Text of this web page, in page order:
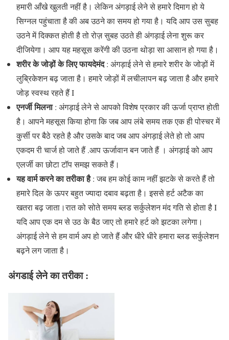
हमारी आँखे खुलती नहीं है। लेकिन अंगड़ाई लेने से हमारे दिमाग हो ये
सिग्नल पहुंचाता है की अब उठने का समय हो गया है। यदि आप उस सुबह
उठने में दिक्कत होती है तो रोज़ सुबह उठते ही अंगड़ाई लेना शुरू कर
दीजियेगा। आप यह महसूस करेंगी की उठना थोड़ा सा आसान हो गया है।
शरीर के जोड़ों के लिए फायदेमंद: अंगड़ाई लेने से हमारे शरीर के जोड़ों में
लुब्रिकेशन बढ़ जाता है। हमारे जोड़ों में लचीलापन बढ़ जाता है और हमारे
जोड़ स्वस्थ रहते हैं I
एनर्जी मिलना: अंगड़ाई लेने से आपको विशेष प्रकार की ऊर्जा प्राप्त होती
है। आपने महसूस किया होगा कि जब आप लंबे समय तक एक ही पोस्चर में
कुर्सी पर बैठे रहते है और उसके बाद जब आप अंगड़ाई लेते हो तो आप
एकदम री चार्ज हो जाते हैं .आप ऊर्जावान बन जाते हैं । अंगड़ाई को आप
एलर्जी का छोटा टॉप समझ सकते हैं।
यह वार्म करने का तरीका है: जब हम कोई काम नहीं झटके से करते हैं तो
हमारे दिल के ऊपर बहुत ज्यादा दबाव बढ़ता है। इससे हर्ट अटैक का
खतरा बढ़ जाता।रात को सोते समय ब्लड सर्कुलेशन मंद गति से होता है I
यदि आप एक दम से उठ के बैठ जाए तो हमारे हर्ट को झटका लगेगा।
अंगड़ाई लेने से हम वार्म अप हो जाते हैं और धीरे धीरे हमारा ब्लड सर्कुलेशन
बढ़ने लग जाता है।
अंगडाई लेने का तरीका :